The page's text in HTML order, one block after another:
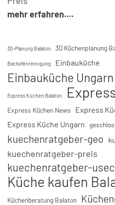
mehr erfahren....
3D-Planung Balaton 3D Küchenplanung
Backofenreinigung Einbauküche
Einbauküche Ungarn
Express Küchen Balaton
Express Küchen News
Express
Express Küche Ungarn
kuechenratgeber-geo
kuechenratgeber-preis
kuechenratgeber-
Küche kaufen
Küchenberatung Balaton